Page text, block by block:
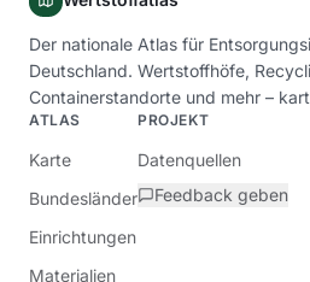
Der nationale Atlas für
Deutschland. Wertstoffhöfe,
Containerstandorte und mehr –
ATLAS
Karte
Bundesländer
Einrichtungen
Materialien
PROJEKT
Datenquellen
Feedback geben